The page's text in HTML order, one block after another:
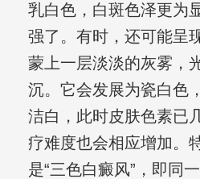
乳白色，白斑色泽更为
强了。有时，还可能呈
蒙上一层淡淡的灰雾，
沉。它会发展为瓷白色
洁白，此时皮肤色素已
疗难度也会相应增加。
是“三色白癜风”，即同